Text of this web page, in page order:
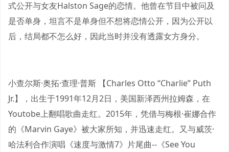
式公开与女友Halston Sage的恋情。他曾在节目中被问及
是否单身，坦言不是单身但不想将恋情公开，因为公开以
后，结局都不怎么好，因此当时并没有透露女方身分。
小查尔斯·奥拓·查理·普斯 【Charles Otto “Charlie” Puth
Jr.】，出生于1991年12月2日，美国新泽西州拉姆森，在
Youtobe上翻唱歌曲走红。2015年，凭借与梅根·崔娜合作
的《Marvin Gaye》被大家所知，并迅速走红。又与威茨·
哈法利合作演唱《速度与激情7》片尾曲--《See You